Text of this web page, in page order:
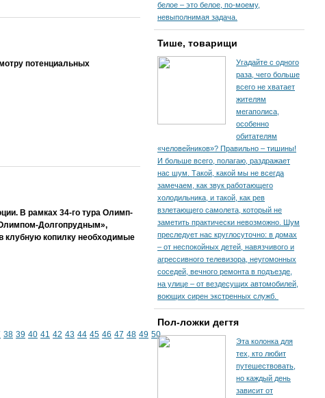
потенциальных
В рамках 34-го тура Олимп-
Долгопрудным»,
клубную копилку необходимые
38 39 40 41 42 43 44 45 46 47 48 49 50
белое – это белое, по-моему,
невыполнимая задача.
Тише, товарищи
Угадайте с одного
раза, чего больше
всего не хватает
жителям
мегаполиса,
особенно
обитателям
«человейников»? Правильно – тишины!
И больше всего, полагаю, раздражает
нас шум. Такой, какой мы не всегда
замечаем, как звук работающего
холодильника, и такой, как рев
взлетающего самолета, который не
заметить практически невозможно. Шум
преследует нас круглосуточно: в домах
– от неспокойных детей, навязчивого и
агрессивного телевизора, неугомонных
соседей, вечного ремонта в подъезде,
на улице – от вездесущих автомобилей,
воющих сирен экстренных служб.
Пол-ложки дегтя
Эта колонка для
тех, кто любит
путешествовать,
но каждый день
зависит от